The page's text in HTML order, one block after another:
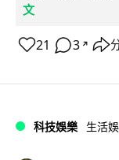
文
21 3 ↗
科技娛樂 生活